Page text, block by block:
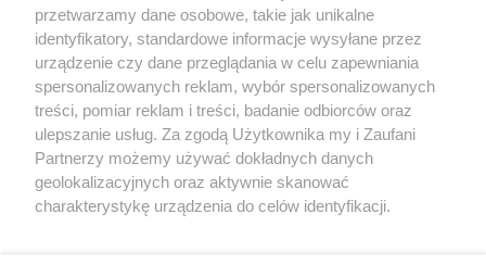
Kultura
X Facebook Instagram Youtube
przetwarzamy dane osobowe, takie jak unikalne
identyfikatory, standardowe informacje wysyłane przez
urządzenie czy dane przeglądania w celu zapewniania
spersonalizowanych reklam, wybór spersonalizowanych
treści, pomiar reklam i treści, badanie odbiorców oraz
ulepszanie usług. Za zgodą Użytkownika my i Zaufani
Partnerzy możemy używać dokładnych danych
geolokalizacyjnych oraz aktywnie skanować
charakterystykę urządzenia do celów identyfikacji.